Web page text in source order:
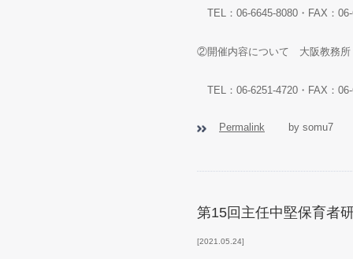
TEL：06-6645-8080・FAX：
②開催内容について 大阪教務
TEL：06-6251-4720・FAX：
Permalink by somu7
2021.05.24
第15回主任中堅保育者